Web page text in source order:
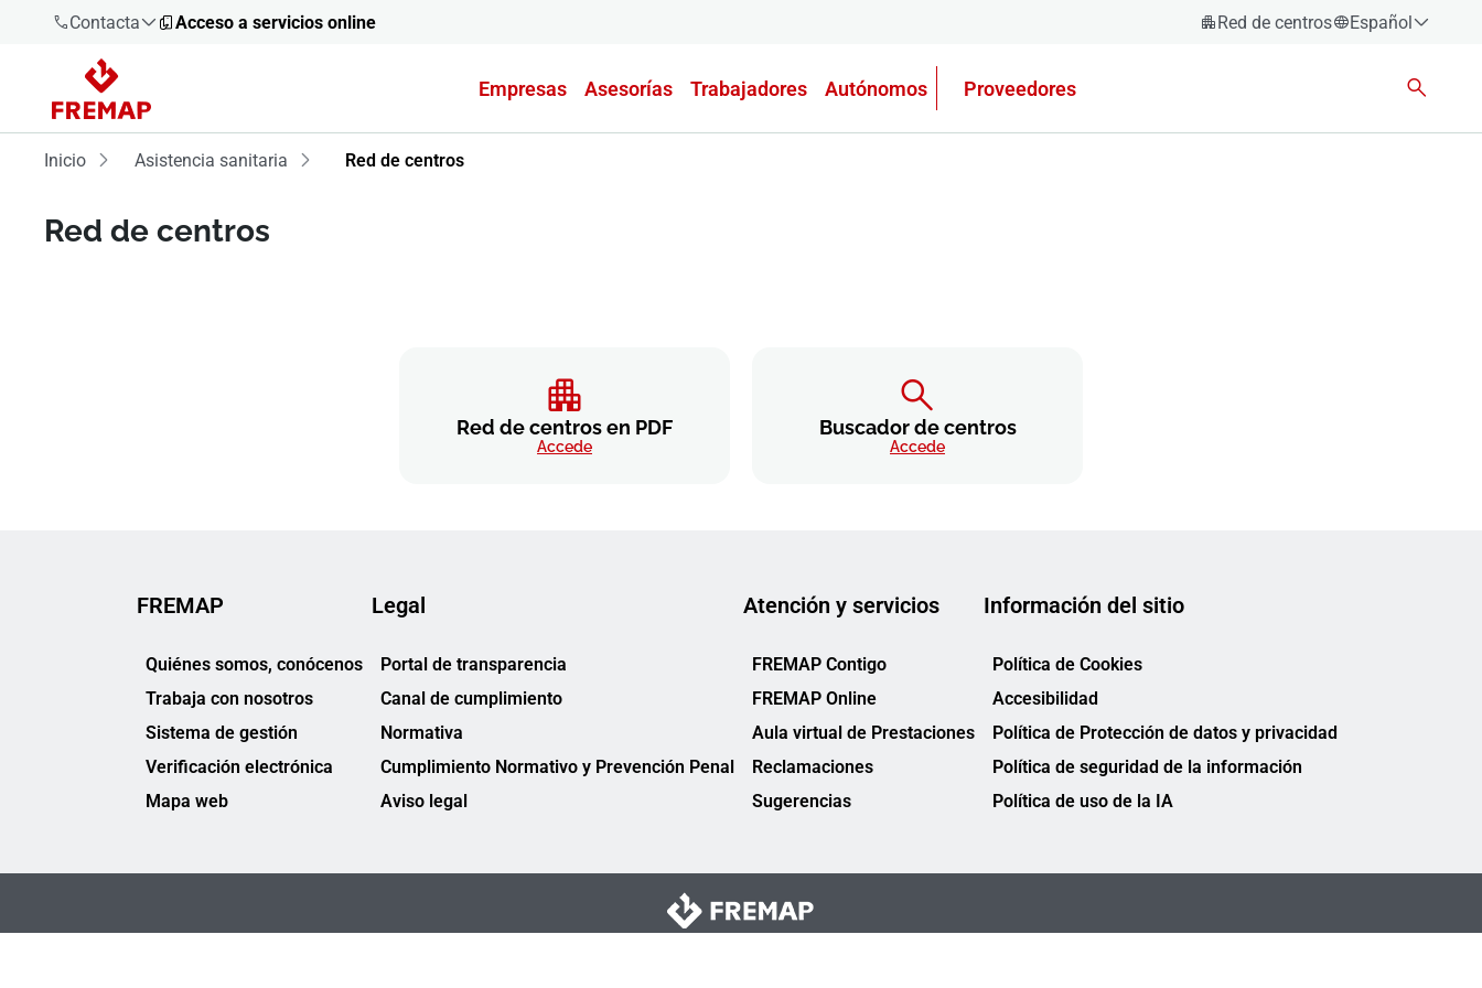
Contacta
900 61 00
61
919 61 61
Acceso a servicios online Red de centros
Español
Empresas Asesorías Trabajadores Autónomos Proveedores
Inicio Asistencia sanitaria Red de centros
Red de centros
Red de centros en PDF
Accede
Buscador de centros
Accede
FREMAP
Quiénes somos, conócenos
Trabaja con nosotros
Sistema de gestión
Verificación electrónica
Mapa web
Legal
Portal de transparencia
Canal de cumplimiento
Normativa
Cumplimiento Normativo y Prevención Penal
Aviso legal
Atención y servicios
FREMAP Contigo
FREMAP Online
Aula virtual de Prestaciones
Reclamaciones
Sugerencias
Información del sitio
Política de Cookies
Accesibilidad
Política de Protección de datos y privacidad
Política de seguridad de la información
Política de uso de la IA